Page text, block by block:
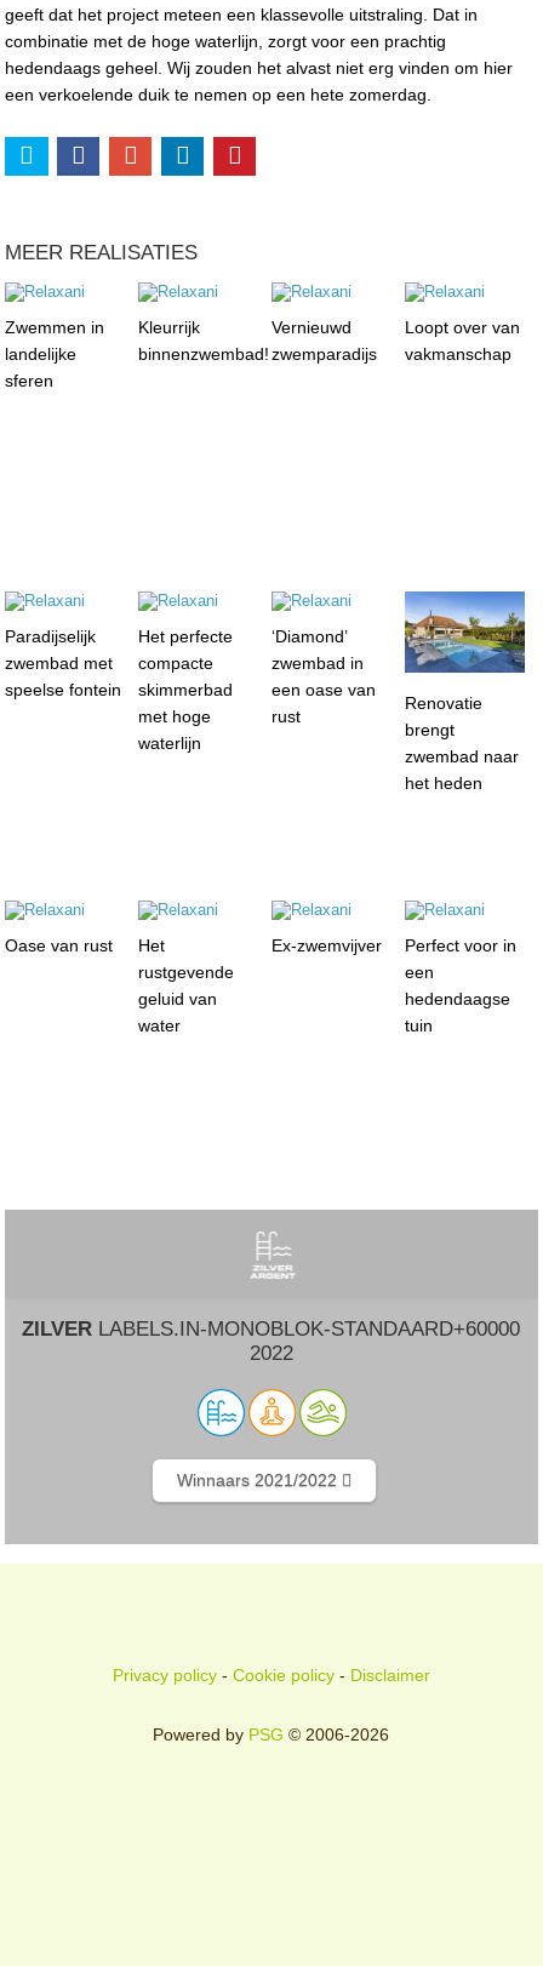
geeft dat het project meteen een klassevolle uitstraling. Dat in
combinatie met de hoge waterlijn, zorgt voor een prachtig
hedendaags geheel. Wij zouden het alvast niet erg vinden om hier
een verkoelende duik te nemen op een hete zomerdag.
MEER REALISATIES
Zwemmen in
landelijke
sferen
Kleurrijk
binnenzwembad!
Vernieuwd
zwemparadijs
Loopt over van
vakmanschap
Paradijselijk
zwembad met
speelse fontein
Het perfecte
compacte
skimmerbad
met hoge
waterlijn
‘Diamond’
zwembad in
een oase van
rust
Renovatie
brengt
zwembad naar
het heden
Oase van rust
Het
rustgevende
geluid van
water
Ex-zwemvijver
Perfect voor in
een
hedendaagse
tuin
ZILVER LABELS.IN-MONOBLOK-STANDAARD+60000
2022
Winnaars 2021/2022
Privacy policy- Cookie policy- Disclaimer
Powered by PSG © 2006-2026